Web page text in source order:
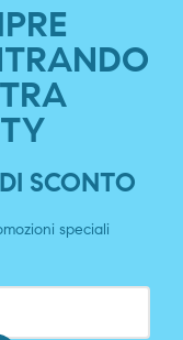
SCONTO
speciali